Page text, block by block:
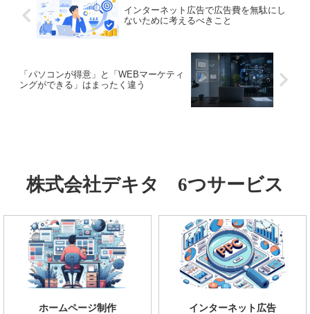
インターネット広告で広告費を無駄にし
ないために考えるべきこと
「パソコンが得意」と「WEBマーケティ
ングができる」はまったく違う
株式会社デキタ 6つサービス
ホームページ制作 インターネット広告